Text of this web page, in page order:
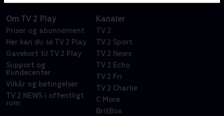
Om TV 2 Play
Priser og abonnement
Her kan du se TV 2 Play
Gavekort til TV 2 Play
Support og
Kundecenter
Vilkår og betingelser
TV 2 NEWS i offentligt
rum
Kanaler
TV 2
TV 2 Sport
TV 2 News
TV 2 Echo
TV 2 Fri
TV 2 Charlie
C More
BritBox